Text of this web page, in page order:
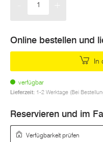
Online bestellen und
In
verfügbar
Lieferzeit: 1-2 Werktage (Bei
Reservieren und im